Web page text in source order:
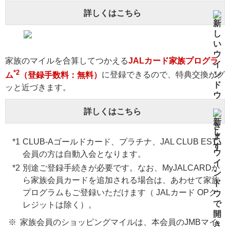
詳しくはこちら
家族のマイルを合算してつかえるJALカード家族プログラ
ム*2 （登録手数料：無料） に登録できるので、特典交換がグ
ッと近づきます。
詳しくはこちら
CLUB-Aゴールドカード、プラチナ、JAL CLUB EST
会員の方は自動入会となります。
別途ご登録手続きが必要です。なお、MyJALCARDか
ら家族会員カードを追加される場合は、あわせて家族
プログラムもご登録いただけます（ JALカード OPク
レジットは除く）。
家族会員のショッピングマイルは、本会員のJMBマイ